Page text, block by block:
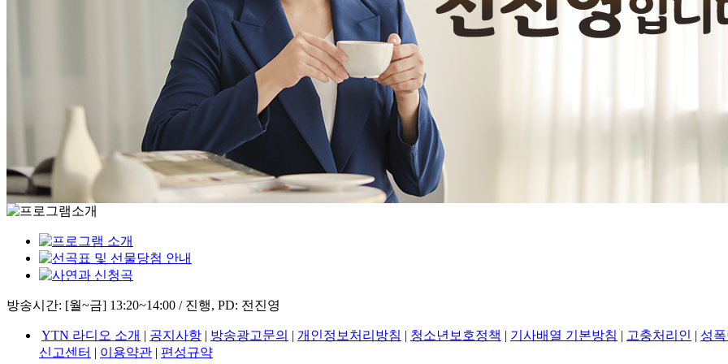
방송시간: [월~금] 13:20~14:00 / 진행, PD: 전진영
YTN 라디오 소개 | 공지사항 | 방송광고문의 | 개인정보처리방침 | 청소년보호정책 | 기사배열 기본방침 | 고충처리인 | 성
신고센터 | 이용약관 | 편성규약